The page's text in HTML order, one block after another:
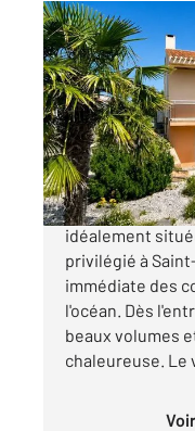
ST HILAIRE DE
169,76 m2, 7
Ref : 6243
Maison à
459
Laissez-vous
idéalement
privilégié à
immédiate des
l'océan. Dès
beaux volumes
chaleureuse. Le